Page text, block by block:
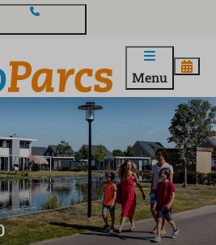
Menu